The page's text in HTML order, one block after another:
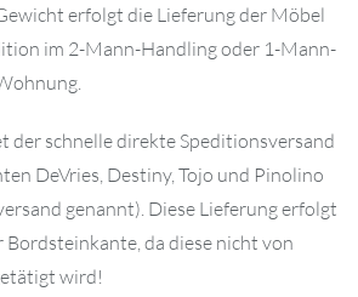
erfolgt die Lieferung der Möbel
im 2-Mann-Handling oder 1-Mann-
der schnelle direkte Speditionsversand
DeVries, Destiny, Tojo und Pinolino
genannt). Diese Lieferung erfolgt
Bordsteinkante, da diese nicht von
wird!